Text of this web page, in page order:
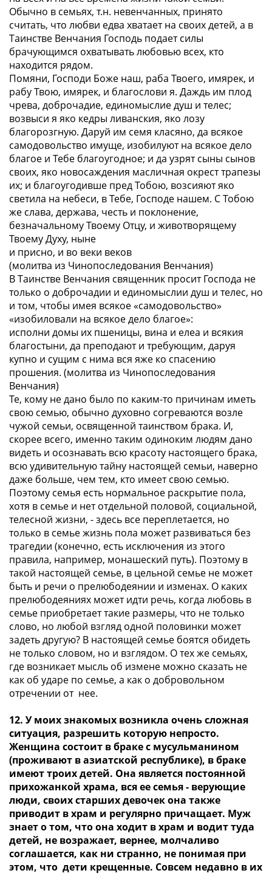
Обычно в семьях, т.н. невенчанных, принято
считать, что любви едва хватает на своих детей, а в
Таинстве Венчания Господь подает силы
брачующимся охватывать любовью всех, кто
находится рядом.
Помяни, Господи Боже наш, раба Твоего, имярек, и
рабу Твою, имярек, и благослови я. Даждь им плод
чрева, доброчадие, единомыслие душ и телес;
возвыси я яко кедры ливанския, яко лозу
благорозгную. Даруй им семя класяно, да всякое
самодовольство имуще, изобилуют на всякое дело
благое и Тебе благоугодное; и да узрят сыны сынов
своих, яко новосаждения масличная окрест трапезы
их; и благоугодивше пред Тобою, возсияют яко
светила на небеси, в Тебе, Господе нашем. С Тобою
же слава, держава, честь и поклонение,
безначальному Твоему Отцу, и животворящему
Твоему Духу, ныне
и присно, и во веки веков
(молитва из Чинопоследования Венчания)
В Таинстве Венчания священник просит Господа не
только о доброчадии и единомыслии душ и телес, но
и том, чтобы имея всякое «самодовольство»
«изобиловали на всякое дело благое»:
исполни домы их пшеницы, вина и елеа и всякия
благостыни, да преподают и требующим, даруя
купно и сущим с нима вся яже ко спасению
прошения. (молитва из Чинопоследования
Венчания)
Те, кому не дано было по каким-то причинам иметь
свою семью, обычно духовно согреваются возле
чужой семьи, освященной таинством брака. И,
скорее всего, именно таким одиноким людям дано
видеть и осознавать всю красоту настоящего брака,
всю удивительную тайну настоящей семьи, наверно
даже больше, чем тем, кто имеет свою семью.
Поэтому семья есть нормальное раскрытие пола,
хотя в семье и нет отдельной половой, социальной,
телесной жизни, - здесь все переплетается, но
только в семье жизнь пола может развиваться без
трагедии (конечно, есть исключения из этого
правила, например, монашеский путь). Поэтому в
такой настоящей семье, в цельной семье не может
быть и речи о прелюбодеянии и изменах. О каких
прелюбодеяниях может идти речь, когда любовь в
семье приобретает такие размеры, что не только
слово, но любой взгляд одной половинки может
задеть другую? В настоящей семье боятся обидеть
не только словом, но и взглядом. О тех же семьях,
где возникает мысль об измене можно сказать не
как об ударе по семье, а как о добровольном
отречении от нее.
12. У моих знакомых возникла очень сложная
ситуация, разрешить которую непросто.
Женщина состоит в браке с мусульманином
(проживают в азиатской республике), в браке
имеют троих детей. Она является постоянной
прихожанкой храма, вся ее семья - верующие
люди, своих старших девочек она также
приводит в храм и регулярно причащает. Муж
знает о том, что она ходит в храм и водит туда
детей, не возражает, вернее, молчаливо
соглашается, как ни странно, не понимая при
этом, что дети крещенные. Совсем недавно в их